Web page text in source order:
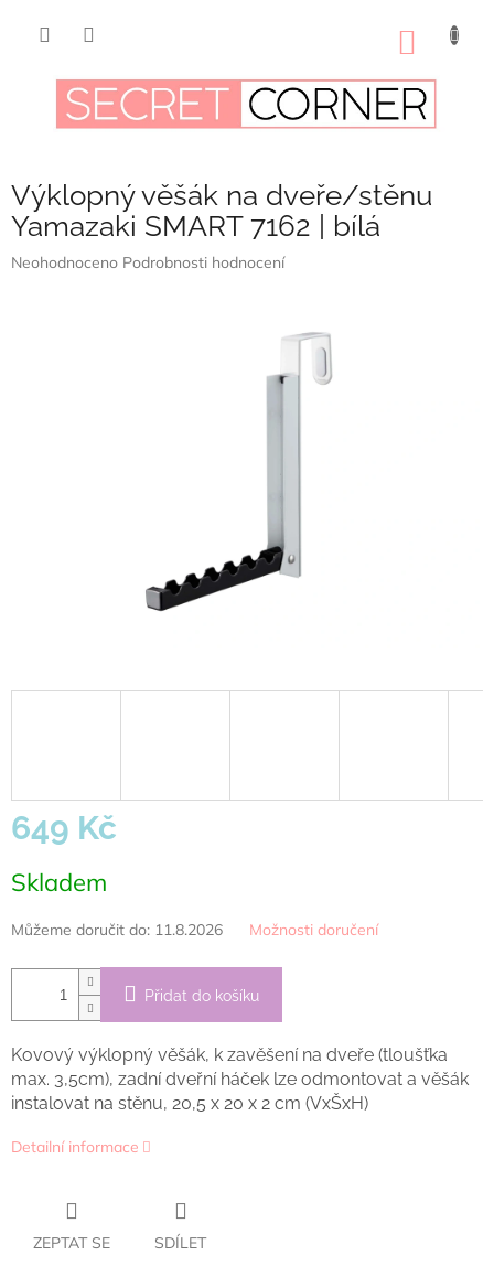
Výklopný věšák na dveře/stěnu
Yamazaki SMART 7162 | bílá
Průměrné
Neohodnoceno Podrobnosti hodnocení
649 Kč
cena:
Skladem
Můžeme doručit do: 11.8.2026 Možnosti doručení
Přidat do košíku
Kovový výklopný věšák, k zavěšení na dveře (tloušťka
max. 3,5cm), zadní dveřní háček lze odmontovat a věšák
instalovat na stěnu, 20,5 x 20 x 2 cm (VxŠxH)
Detailní informace
ZEPTAT SE SDÍLET